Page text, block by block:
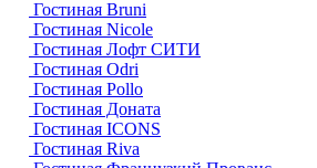
Гостиная Bruni
Гостиная Nicole
Гостиная Лофт СИТИ
Гостиная Odri
Гостиная Pollo
Гостиная Доната
Гостиная ICONS
Гостиная Riva